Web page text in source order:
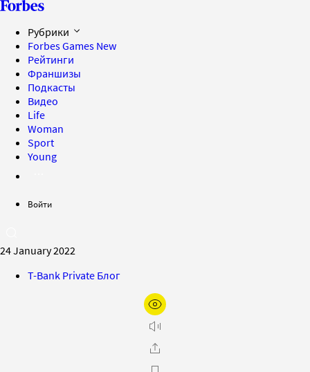
Рубрики
Forbes Games New
Рейтинги
Франшизы
Подкасты
Видео
Life
Woman
Sport
Young
Войти
24 January 2022
T-Bank Private Блог